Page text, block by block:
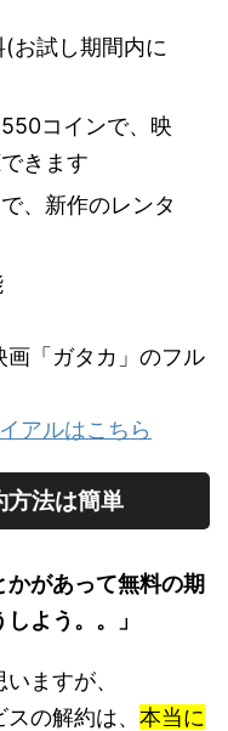
お試し期間内に
コインで、映
きます
、新作のレンタ
「ガタカ」のフル
アルはこちら
方法は簡単
かがあって無料の期
よう。。」
ますが、
の解約は、 本当に